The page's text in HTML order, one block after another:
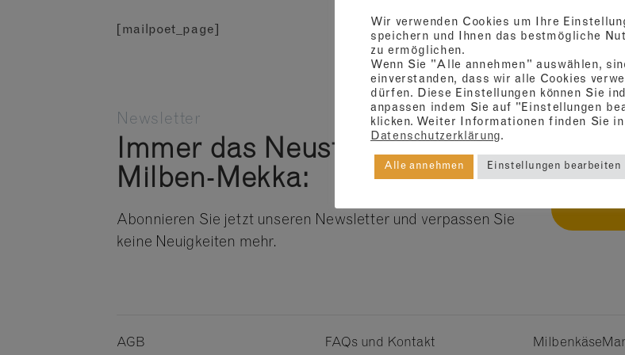
[mailpoet_page]
Newsletter
Immer das Neuste aus dem
Milben-Mekka:
Abonnieren Sie jetzt unseren Newsletter und verpassen Sie
keine Neuigkeiten mehr.
AGB FAQs und Kontakt
Wir verwenden Cookies um Ihre
speichern und Ihnen das bestmögliche
zu ermöglichen.
Wenn Sie "Alle annehmen" auswählen,
einverstanden, dass wir alle Cookies
dürfen. Diese Einstellungen können Sie
anpassen indem Sie auf "Einstellungen
klicken. Weiter Informationen finden Sie
Datenschutzerklärung.
Alle annehmen Einstellungen bearbeiten